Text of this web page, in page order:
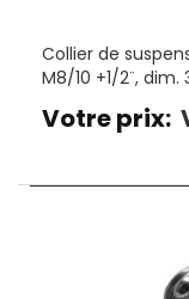
Collier de
M8/10 +1/2¨,
Votre prix: